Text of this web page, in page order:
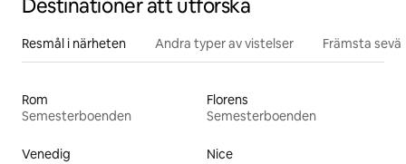
Destinationer att utforska
Resmål i närheten Andra typer av vistelser Främsta
Rom
Semesterboenden
Florens
Semesterboenden
Venedig
Nice